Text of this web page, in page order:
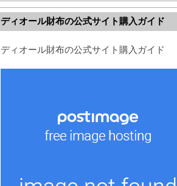
ディオール財布の公式サイト購入ガイド
ディオール財布の公式サイト購入ガイド